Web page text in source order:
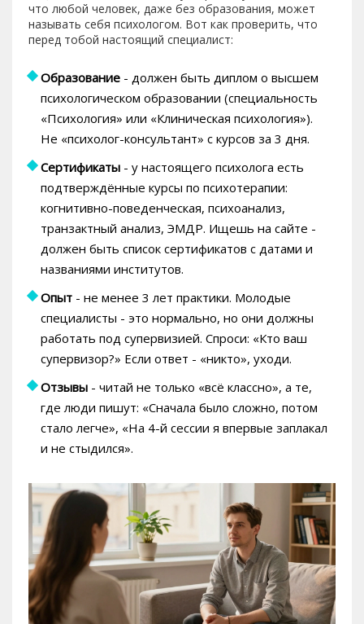
что любой человек, даже без образования, может
называть себя психологом. Вот как проверить, что
перед тобой настоящий специалист:
Образование - должен быть диплом о высшем
психологическом образовании (специальность
«Психология» или «Клиническая психология»).
Не «психолог-консультант» с курсов за 3 дня.
Сертификаты - у настоящего психолога есть
подтверждённые курсы по психотерапии:
когнитивно-поведенческая, психоанализ,
транзактный анализ, ЭМДР. Ищешь на сайте -
должен быть список сертификатов с датами и
названиями институтов.
Опыт - не менее 3 лет практики. Молодые
специалисты - это нормально, но они должны
работать под супервизией. Спроси: «Кто ваш
супервизор?» Если ответ - «никто», уходи.
Отзывы - читай не только «всё классно», а те,
где люди пишут: «Сначала было сложно, потом
стало легче», «На 4-й сессии я впервые заплакал
и не стыдился».